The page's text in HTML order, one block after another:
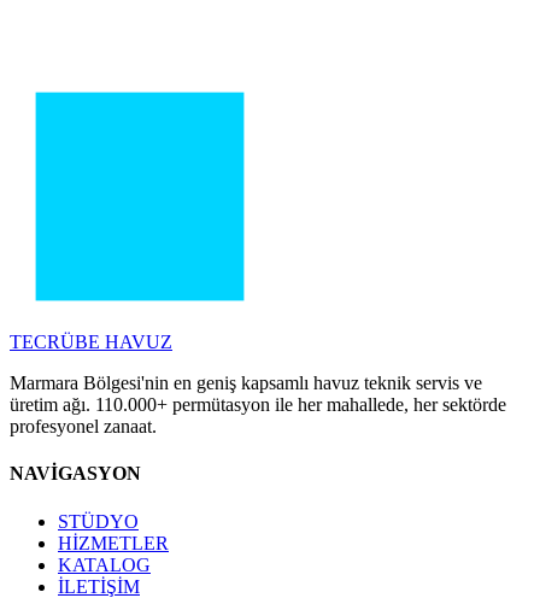
TECRÜBE HAVUZ
Marmara Bölgesi'nin en geniş kapsamlı havuz teknik servis ve
üretim ağı. 110.000+ permütasyon ile her mahallede, her sektörde
profesyonel zanaat.
NAVİGASYON
STÜDYO
HİZMETLER
KATALOG
İLETİŞİM